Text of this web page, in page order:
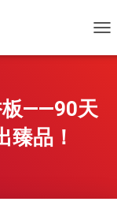
换
板——90天
臻品！